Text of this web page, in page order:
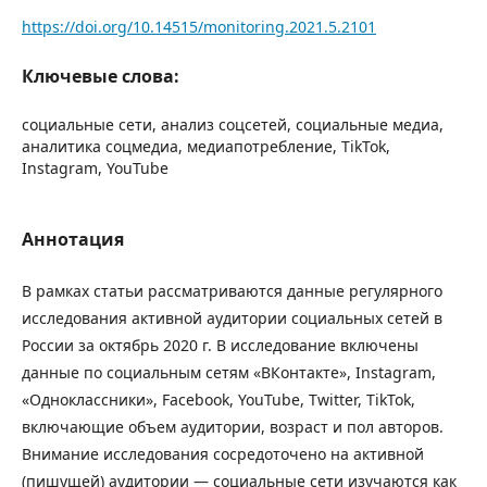
https://doi.org/10.14515/monitoring.2021.5.2101
Ключевые слова:
социальные сети, анализ соцсетей, социальные медиа,
аналитика соцмедиа, медиапотребление, TikTok,
Instagram, YouTube
Аннотация
В рамках статьи рассматриваются данные регулярного
исследования активной аудитории социальных сетей в
России за октябрь 2020 г. В исследование включены
данные по социальным сетям «ВКонтакте», Instagram,
«Одноклассники», Facebook, YouTube, Twitter, TikTok,
включающие объем аудитории, возраст и пол авторов.
Внимание исследования сосредоточено на активной
(пишущей) аудитории — социальные сети изучаются как